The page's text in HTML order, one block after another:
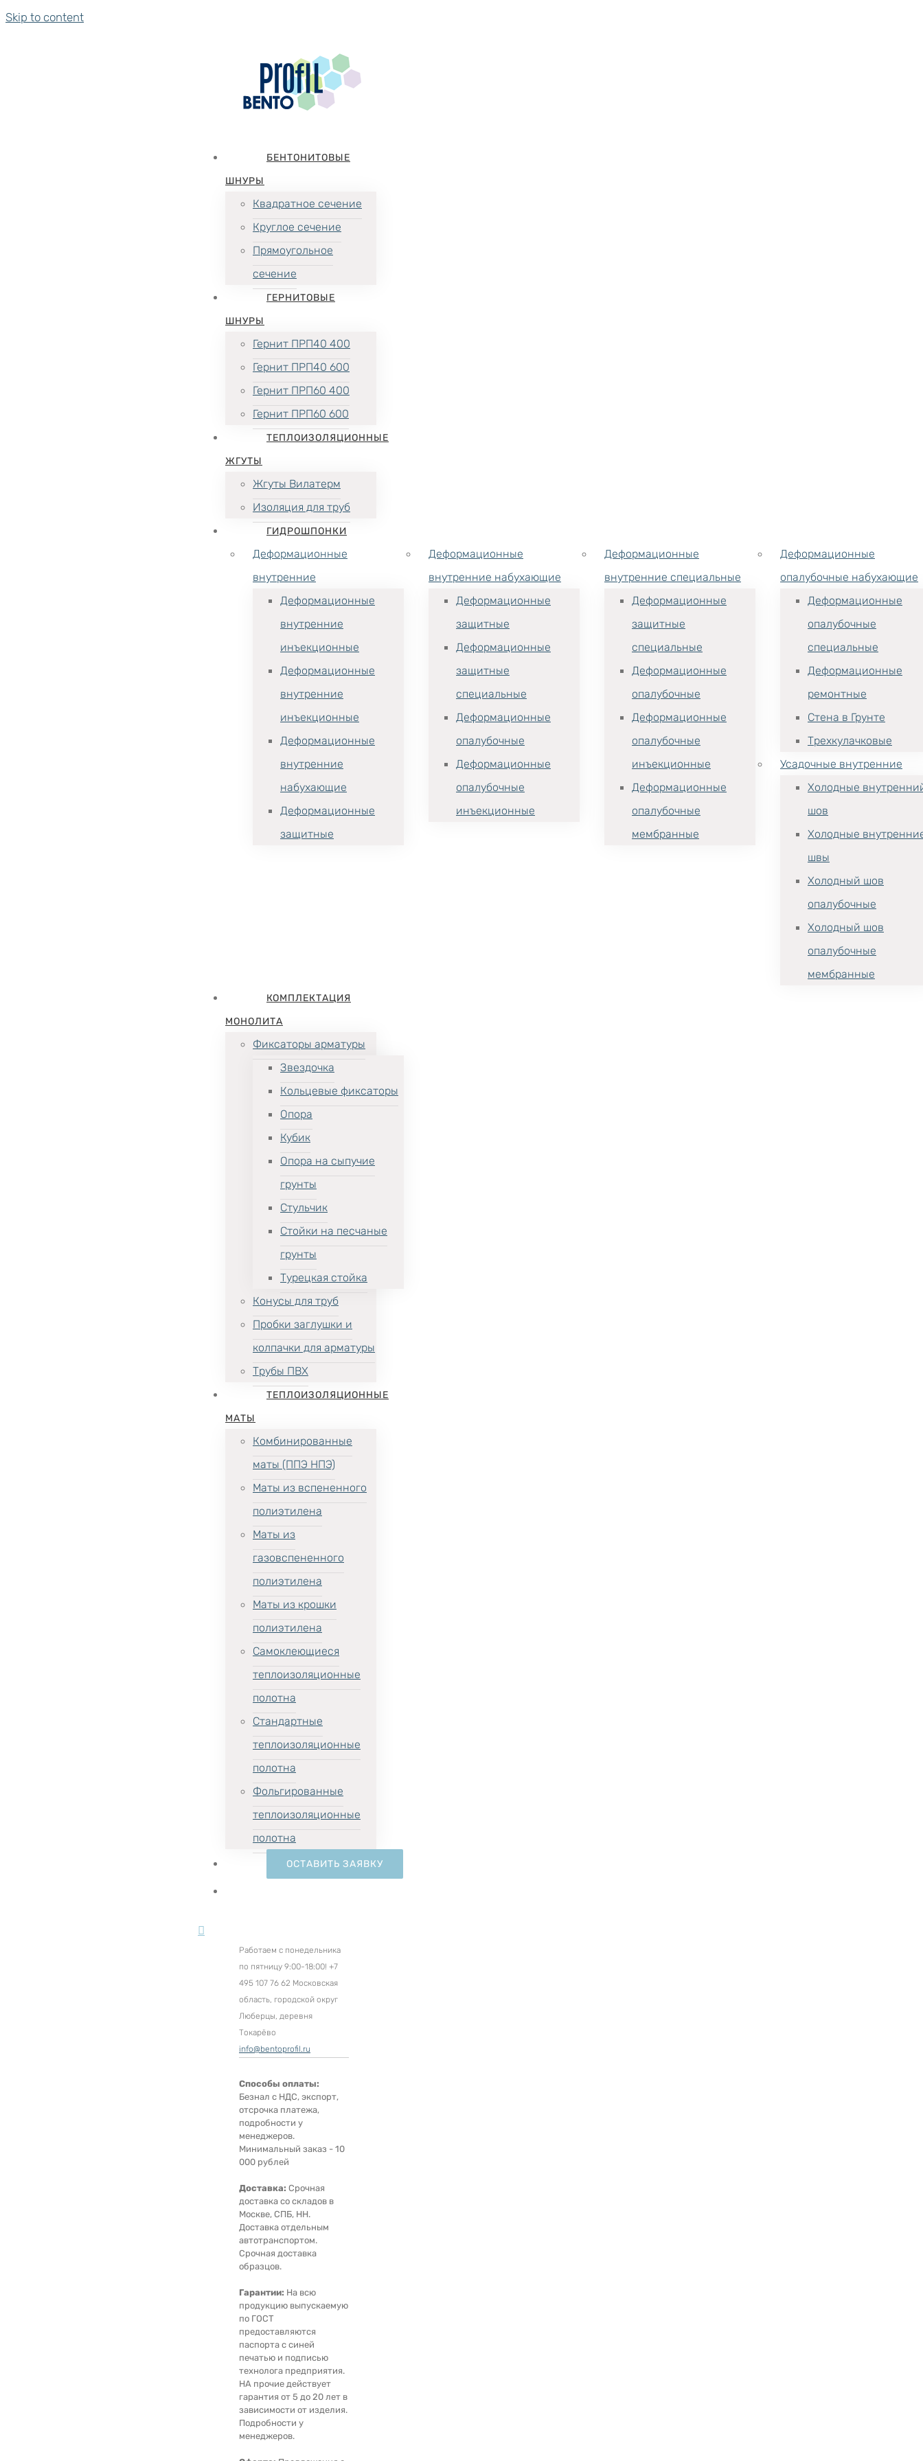
Skip to content
БЕНТОНИТОВЫЕ
ШНУРЫ
Квадратное сечение
Круглое сечение
Прямоугольное
сечение
ГЕРНИТОВЫЕ
ШНУРЫ
Гернит ПРП40 400
Гернит ПРП40 600
Гернит ПРП60 400
Гернит ПРП60 600
ТЕПЛОИЗОЛЯЦИОННЫЕ
ЖГУТЫ
Жгуты Вилатерм
Изоляция для труб
ГИДРОШПОНКИ
Деформационные
внутренние
Деформационные
внутренние
инъекционные
Деформационные
внутренние
инъекционные
Деформационные
внутренние
набухающие
Деформационные
защитные
Деформационные
внутренние набухающие
Деформационные
защитные
Деформационные
защитные
специальные
Деформационные
опалубочные
Деформационные
опалубочные
инъекционные
Деформационные
внутренние специальные
Деформационные
защитные
специальные
Деформационные
опалубочные
Деформационные
опалубочные
инъекционные
Деформационные
опалубочные
мембранные
Деформационные
опалубочные набухающие
Деформационные
опалубочные
специальные
Деформационные
ремонтные
Стена в Грунте
Трехкулачковые
Усадочные внутренние
Холодные
шов
Холодные
швы
Холодный шов
опалубочные
Холодный шов
опалубочные
мембранные
КОМПЛЕКТАЦИЯ
МОНОЛИТА
Фиксаторы арматуры
Звездочка
Кольцевые фиксаторы
Опора
Кубик
Опора на сыпучие
грунты
Стульчик
Стойки на песчаные
грунты
Турецкая стойка
Конусы для труб
Пробки заглушки и
колпачки для арматуры
Трубы ПВХ
ТЕПЛОИЗОЛЯЦИОННЫЕ
МАТЫ
Комбинированные
маты (ППЭ НПЭ)
Маты из вспененного
полиэтилена
Маты из
газовспененного
полиэтилена
Маты из крошки
полиэтилена
Самоклеющиеся
теплоизоляционные
полотна
Стандартные
теплоизоляционные
полотна
Фольгированные
теплоизоляционные
полотна
ОСТАВИТЬ ЗАЯВКУ
Работаем с понедельника
по пятницу 9:00-18:00! +7
495 107 76 62 Московская
область, городской округ
Люберцы, деревня
Токарёво
info@bentoprofil.ru
Способы оплаты:
Безнал с НДС, экспорт,
отсрочка платежа,
подробности у
менеджеров.
Минимальный заказ - 10
000 рублей
Доставка: Срочная
доставка со складов в
Москве, СПБ, НН.
Доставка отдельным
автотранспортом.
Срочная доставка
образцов.
Гарантии: На всю
продукцию выпускаемую
по ГОСТ
предоставляются
паспорта с синей
печатью и подписью
технолога предприятия.
НА прочие действует
гарантия от 5 до 20 лет в
зависимости от изделия.
Подробности у
менеджеров.